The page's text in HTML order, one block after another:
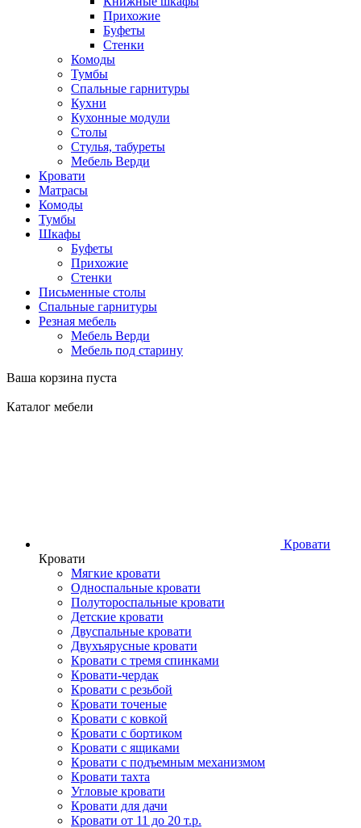
Прихожие
Буфеты
Стенки
Комоды
Тумбы
Спальные гарнитуры
Кухни
Кухонные модули
Столы
Стулья, табуреты
Мебель Верди
Кровати
Матрасы
Комоды
Тумбы
Шкафы
Буфеты
Прихожие
Стенки
Письменные столы
Спальные гарнитуры
Резная мебель
Мебель Верди
Мебель под старину
Ваша корзина пуста
Каталог мебели
Кровати
Кровати
Мягкие кровати
Односпальные кровати
Полутороспальные кровати
Детские кровати
Двуспальные кровати
Двухъярусные кровати
Кровати с тремя спинками
Кровати-чердак
Кровати с резьбой
Кровати точеные
Кровати с ковкой
Кровати с бортиком
Кровати с ящиками
Кровати с подъемным механизмом
Кровати тахта
Угловые кровати
Кровати для дачи
Кровати от 11 до 20 т.р.